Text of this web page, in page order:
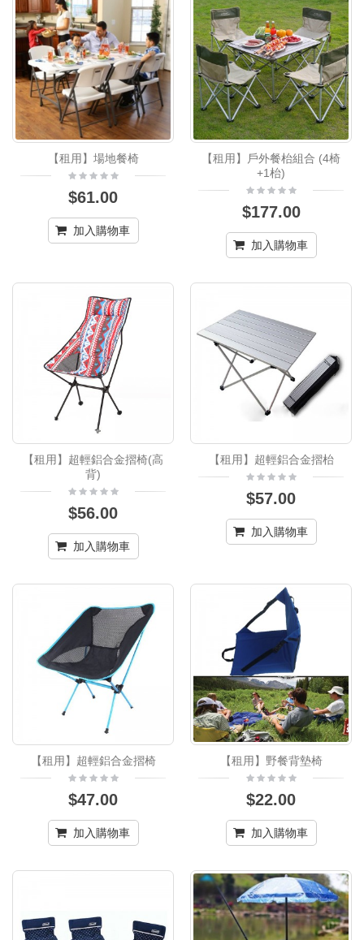
【租用】場地餐椅
$61.00
加入購物車
【租用】戶外餐枱組合 (4椅
+1枱)
$177.00
加入購物車
【租用】超輕鋁合金摺椅(高
背)
$56.00
加入購物車
【租用】超輕鋁合金摺枱
$57.00
加入購物車
【租用】超輕鋁合金摺椅
$47.00
加入購物車
【租用】野餐背墊椅
$22.00
加入購物車